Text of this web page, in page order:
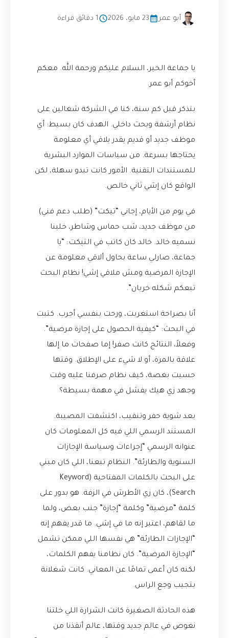
أبو عمر 23 مايو، 2026 1 دقائق قراءة
يا جماعة الخير، السلام عليكم ورحمة الله. معكم
أخوكم أبو عمر.
بتذكر قبل كم سنة، كنا في الشركة شغالين على
نظام أرشفة وبحث داخلي. الهدف كان بسيط: أي
موظف جديد أو قديم يقدر يلاقي أي معلومة
يحتاجها بسرعة. من سياسات الموارد البشرية
للمستندات التقنية. الأمور كانت تبدو سهلة، لكن
الواقع كان إشي ثاني خالص.
في يوم من الأيام، إجاني “تيكت” (طلب دعم فني)
من موظف جديد، شب حماس وشاطر، خلينا
نسميه خالد. خالد كان كاتب في التيكت: “يا
جماعة، صارلي ساعة بحاول ألاقي معلومة عن
الإجازة المرضية ومش ملاقي إشي! نظام البحث
تبعكم شكله خربان”.
أنا بصراحة استغربت، ورحت بنفسي أجرب. كتبت
في البحث: “كيفية الحصول على إجازة مرضية”.
وفعلاً، النتائج كانت صفر! إما صفحات ما إلها
علاقة بالمرة، أو لا شيء على الإطلاق. وقتها
حسيت بغصة، كيف نظام صرفنا عليه وقت
وجهد زي هيك يفشل في مهمة بسيطة؟
بعد شوية حفر وتنقيب، اكتشفت المصيبة.
المستند الرسمي اللي فيه كل المعلومات كان
عنوانه الرسمي “إجراءات وسياسة الإجازات
السنوية والطارئة”. النظام تبعنا، اللي كان مبني
على البحث بالكلمات المفتاحية (Keyword
Search)، كان زي الأطرش في الزفة. هو بدور على
كلمة “مرضية” وكلمة “إجازة” جنب بعض، ولما
ما لقاهم، اعتبر إنه ما في إشي. ما قدر يفهم إنه
“الإجازات الطارئة” هي نفسها اللي ممكن تشمل
“الإجازة المرضية”. كان نظامنا يفهم الكلمات،
لكنه كان أعمى تمامًا عن المعاني. كانت شغلانة
بتجيب وجع الراس.
هذه الحادثة الصغيرة كانت الشرارة اللي خلتنا
نغوص في عالم جديد وقتها، عالم أنقذنا من